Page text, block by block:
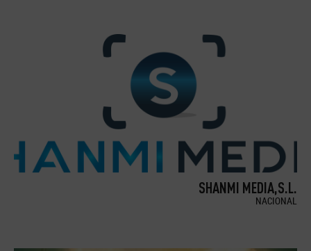
SHANMI MEDIA,S.L.
NACIONAL